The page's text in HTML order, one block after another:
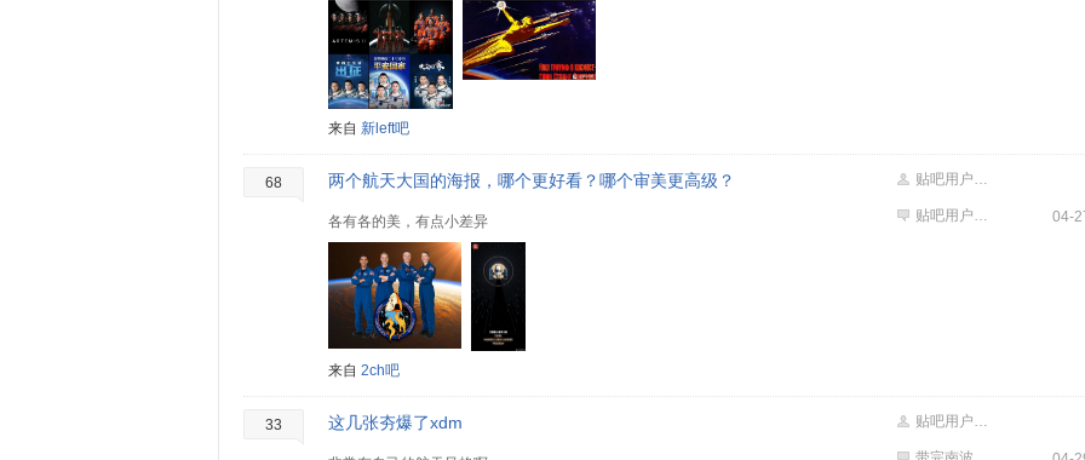
来自 新left吧
68 两个航天大国的海报，哪个更好看？哪个审美更高级？
各有各的美，有点小差异
来自 2ch吧
贴吧用户_JtN5Q3Z
贴吧用户_5WXRUD1 04-
33 这几张夯爆了xdm 贴吧用户_G7N6MSP